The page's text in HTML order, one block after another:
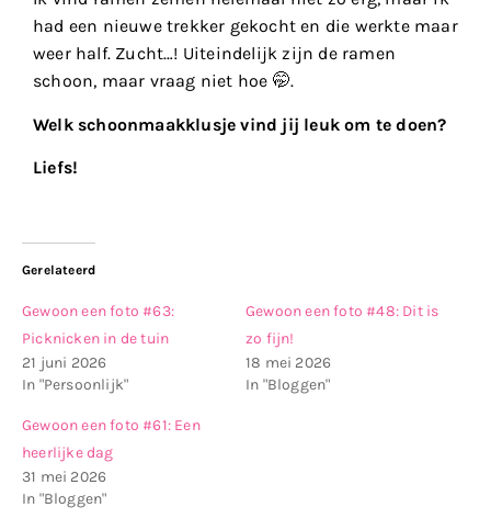
had een nieuwe trekker gekocht en die werkte maar
weer half. Zucht…! Uiteindelijk zijn de ramen
schoon, maar vraag niet hoe 🤭.
Welk schoonmaakklusje vind jij leuk om te doen?
Liefs!
Gerelateerd
Gewoon een foto #63:
Picknicken in de tuin
21 juni 2026
In "Persoonlijk"
Gewoon een foto #48: Dit is
zo fijn!
18 mei 2026
In "Bloggen"
Gewoon een foto #61: Een
heerlijke dag
31 mei 2026
In "Bloggen"